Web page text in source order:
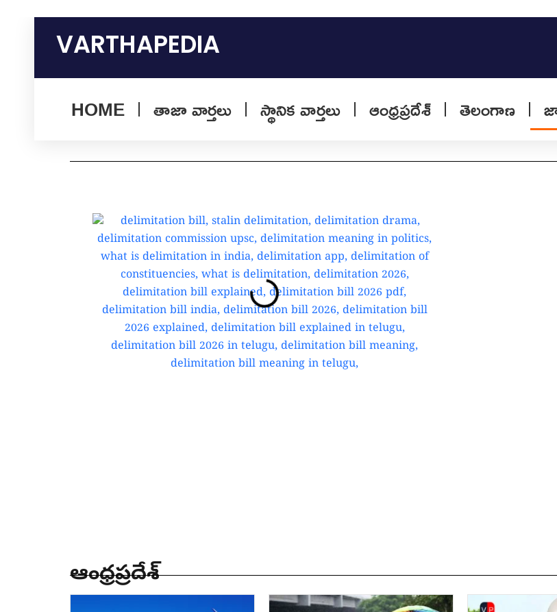
contentVARTHAPEDIA
HOME
తాజా వార్తలు స్థానిక వార్తలు ఆంధ్రప్రదేశ్ తెలంగాణ
ఆంధ్రప్రదేశ్